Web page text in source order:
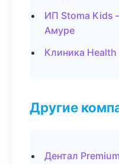
ИП Stoma Kids
Амуре
Клиника
Другие
Дентал